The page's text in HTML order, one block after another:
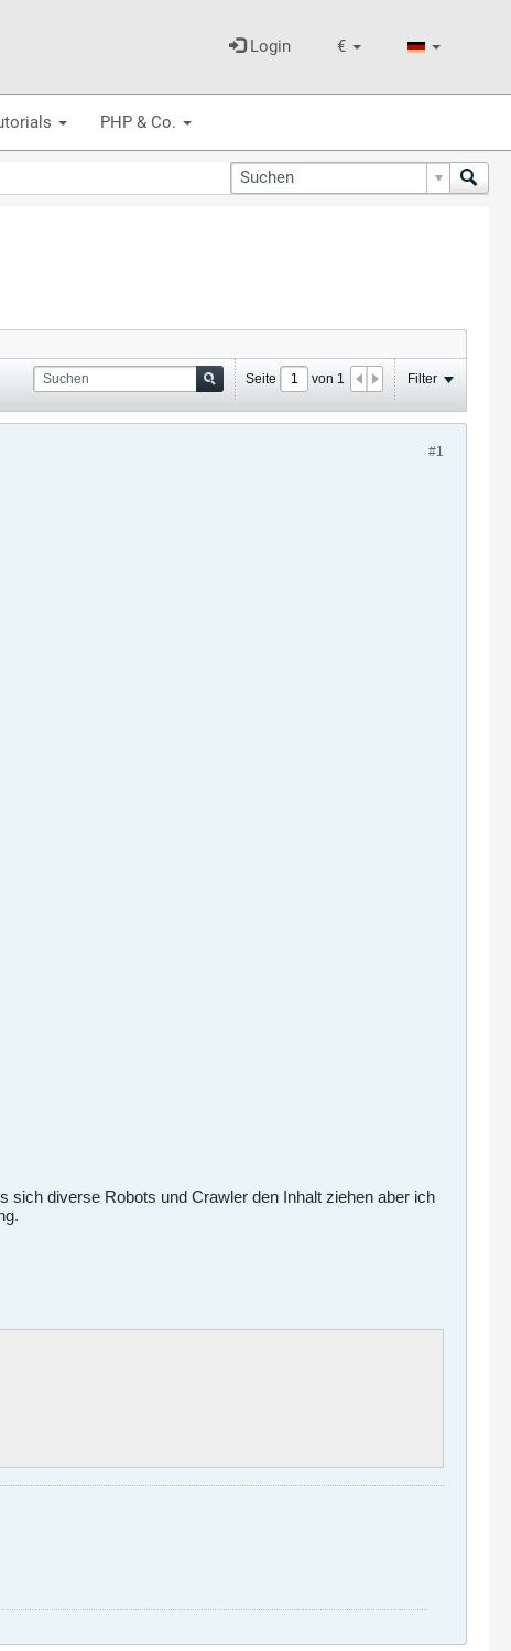
€
Login
PHP & Co.
Seite von 1 Filter
#1
diverse Robots und Crawler den Inhalt ziehen aber ich